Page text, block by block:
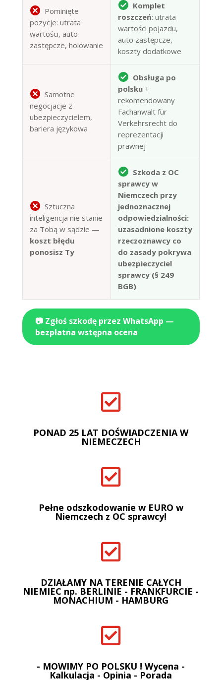
Pominięte
pozycje: utrata
wartości, auto
zastępcze, holowanie
Komplet
roszczeń: utrata
wartości pojazdu,
auto zastępcze,
koszty dodatkowe
Samotne
negocjacje z
ubezpieczycielem,
bariera językowa
Obsługa po
polsku+
rekomendowany
Fachanwalt für
Verkehrsrecht do
reprezentacji
prawnej
Sztuczna
inteligencja nie stanie
za Tobą w sądzie —
koszt błędu
ponosisz Ty
Szkoda z OC
sprawcy w
Niemczech przy
jednoznacznej
odpowiedzialności:
uzasadnione koszty
rzeczoznawcy co
do zasady pokrywa
ubezpieczyciel
sprawcy (§ 249
BGB)
📷 Zgłoś szkodę przez WhatsApp —
bezpłatna wstępna ocena

PONAD 25 LAT DOŚWIADCZENIA W
NIEMECZECH

Pełne odszkodowanie w EURO w
Niemczech z OC sprawcy!

DZIAŁAMY NA TERENIE CAŁYCH
NIEMIEC np. BERLINIE - FRANKFURCIE -
MONACHIUM - HAMBURG

- MOWIMY PO POLSKU ! Wycena -
Kalkulacja - Opinia - Porada